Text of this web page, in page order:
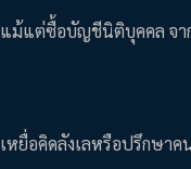
แต่ซื้อบัญชีนิติบุคคล จา
หยื่อคิดลังเลหรือปรึกษา